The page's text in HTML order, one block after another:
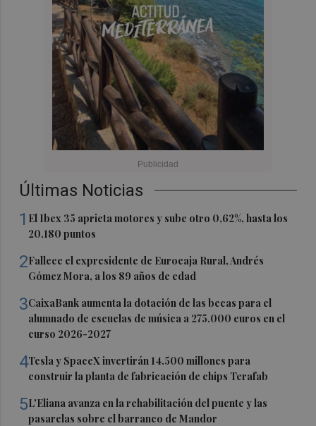
Últimas Noticias
1 El Ibex 35 aprieta motores y sube otro 0,62%, hasta los
20.180 puntos
2Fallece el expresidente de Eurocaja Rural, Andrés
Gómez Mora, a los 89 años de edad
3CaixaBank aumenta la dotación de las becas para el
alumnado de escuelas de música a 275.000 euros en el
curso 2026-2027
4Tesla y SpaceX invertirán 14.500 millones para
construir la planta de fabricación de chips Terafab
5L'Eliana avanza en la rehabilitación del puente y las
pasarelas sobre el barranco de Mandor